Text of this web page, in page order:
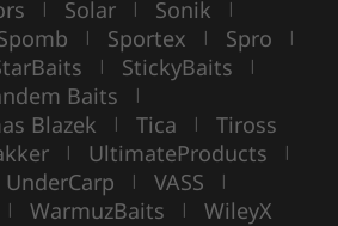
| Solar | Sonik |
| Sportex | Spro |
| StickyBaits |
Baits |
Blazek | Tica | Tiross
| UltimateProducts |
UnderCarp | VASS |
| WarmuzBaits | WileyX